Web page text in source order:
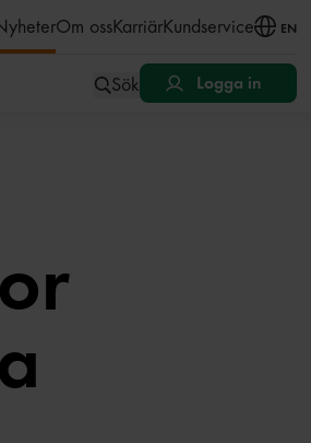
Om ossKarriärKundservice EN
Sök Logga in